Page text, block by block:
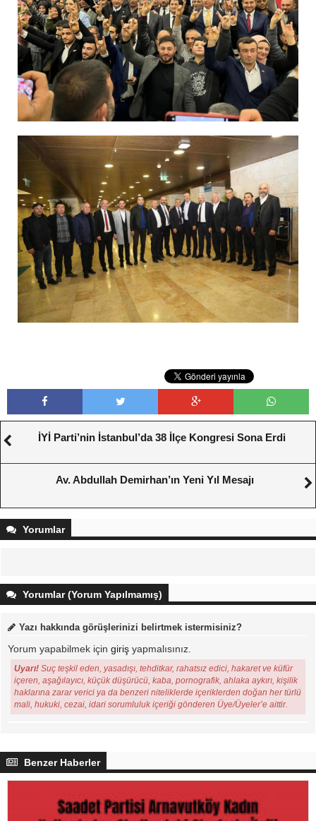
İYİ Parti’nin İstanbul’da 38 İlçe Kongresi Sona Erdi
Av. Abdullah Demirhan’ın Yeni Yıl Mesajı
Yorumlar
Yorumlar (Yorum Yapılmamış)
Yazı hakkında görüşlerinizi belirtmek istermisiniz?
Yorum yapabilmek için giriş yapmalısınız.
Uyarı! Suç teşkil eden, yasadışı, tehditkar, rahatsız edici, hakaret ve küfür
içeren, aşağılayıcı, küçük düşürücü, kaba, pornografik, ahlaka aykırı, kişilik
haklarına zarar verici ya da benzeri niteliklerde içeriklerden doğan her türlü
mali, hukuki, cezai, idari sorumluluk içeriği gönderen Üye/Üyeler’e aittir.
Benzer Haberler